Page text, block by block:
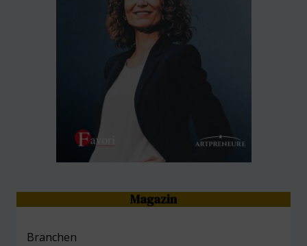
Magazin
Branchen